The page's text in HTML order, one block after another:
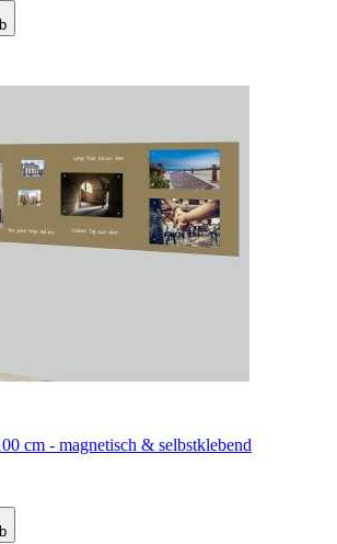
cm - magnetisch & selbstklebend